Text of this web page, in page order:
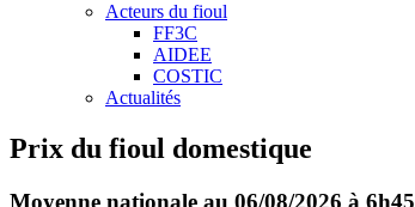
Acteurs du fioul
FF3C
AIDEE
COSTIC
Actualités
Prix du fioul domestique
Moyenne nationale au 06/08/2026 à 6h45